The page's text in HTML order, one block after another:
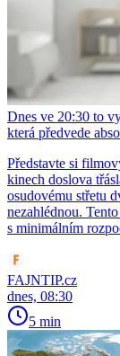
Dnes ve 20:30 to
která předvede
Představte si
kinech doslova
osudovému střetu
nezahlédnou.
s minimálním
FAJNTIP.cz
dnes, 08:30
5 min